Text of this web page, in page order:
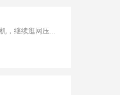
，继续逛网压...